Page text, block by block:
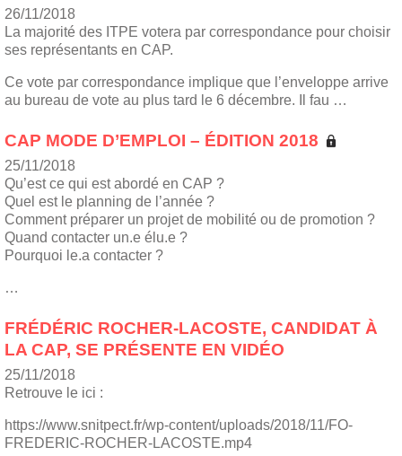
26/11/2018
La majorité des ITPE votera par correspondance pour choisir
ses représentants en CAP.
Ce vote par correspondance implique que l’enveloppe arrive
au bureau de vote au plus tard le 6 décembre. Il fau …
CAP MODE D’EMPLOI – ÉDITION 2018
25/11/2018
Qu’est ce qui est abordé en CAP ?
Quel est le planning de l’année ?
Comment préparer un projet de mobilité ou de promotion ?
Quand contacter un.e élu.e ?
Pourquoi le.a contacter ?
…
FRÉDÉRIC ROCHER-LACOSTE, CANDIDAT À
LA CAP, SE PRÉSENTE EN VIDÉO
25/11/2018
Retrouve le ici :
https://www.snitpect.fr/wp-content/uploads/2018/11/FO-
FREDERIC-ROCHER-LACOSTE.mp4